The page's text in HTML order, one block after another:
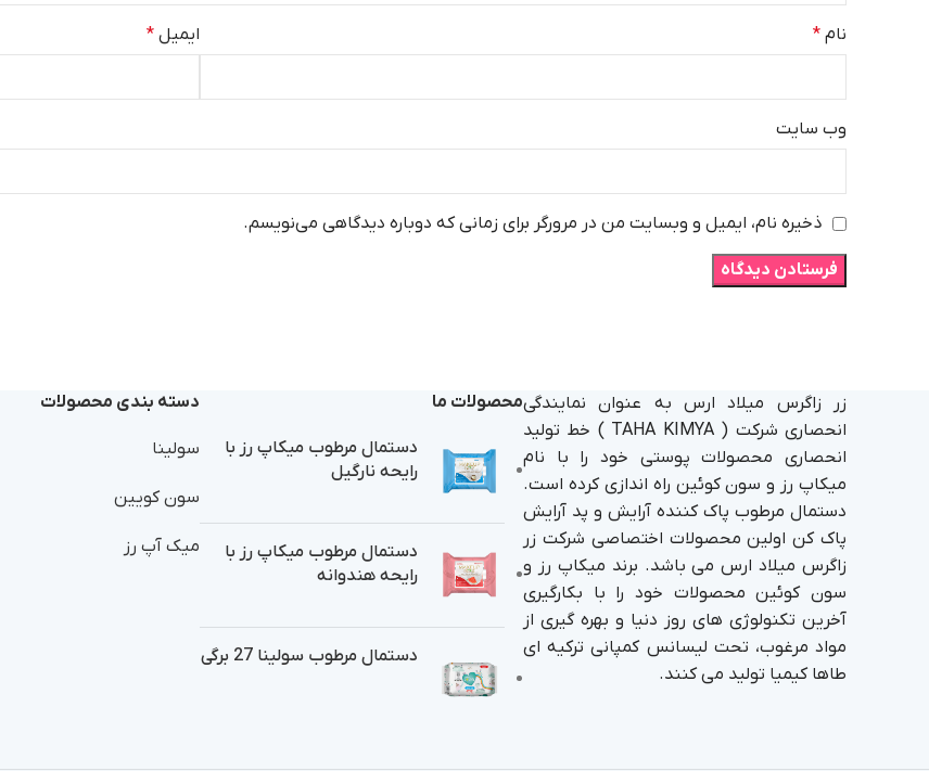
نام * ایمیل *
وب‌ سایت
ذخیره نام، ایمیل و وبسایت من در مرورگر برای زمانی که دوباره دیدگاهی می‌نویسم.
زر زاگرس میلاد ارس به عنوان نمایندگی
انحصاری شرکت ( TAHA KIMYA ) خط تولید
انحصاری محصولات پوستی خود را با نام
میکاپ رز و سون کوئین راه اندازی کرده است.
دستمال مرطوب پاک کننده آرایش و پد آرایش
پاک کن اولین محصولات اختصاصی شرکت زر
زاگرس میلاد ارس می باشد. برند میکاپ رز و
سون کوئین محصولات خود را با بکارگیری
آخرین تکنولوژی های روز دنیا و بهره گیری از
مواد مرغوب، تحت لیسانس کمپانی ترکیه ای
طاها کیمیا تولید می کنند.
محصولات ما
دستمال مرطوب میکاپ رز با
رایحه نارگیل
دستمال مرطوب میکاپ رز با
رایحه هندوانه
دستمال مرطوب سولینا 27 برگی
دسته بندی محصولات
سولینا
سون کویین
میک آپ رز